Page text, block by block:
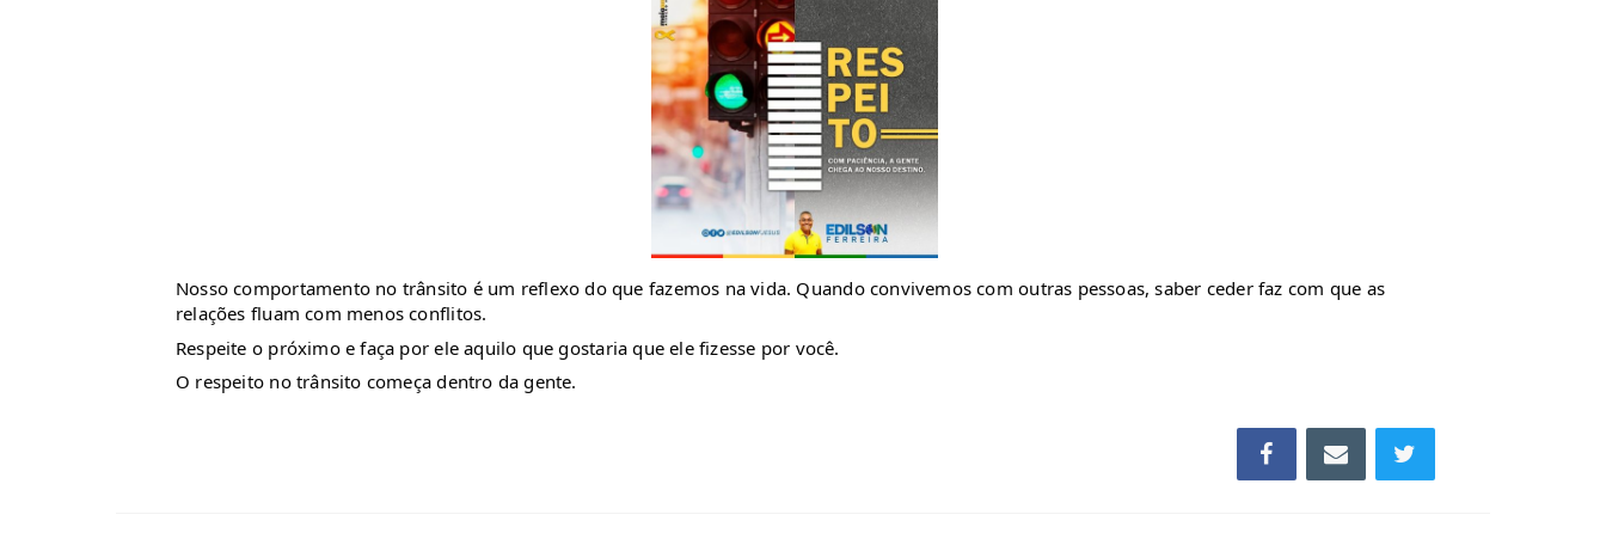
Nosso comportamento no trânsito é um reflexo do que fazemos na vida. Quando convivemos com outras pessoas, saber ceder faz com que as
relações fluam com menos conflitos.
Respeite o próximo e faça por ele aquilo que gostaria que ele fizesse por você.
O respeito no trânsito começa dentro da gente.